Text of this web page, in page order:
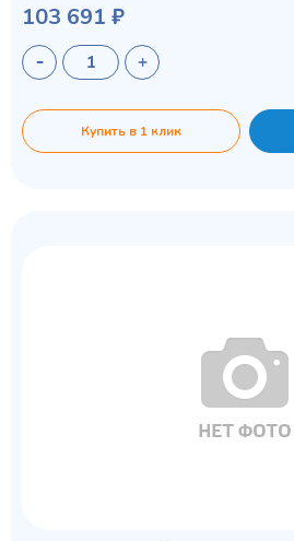
103 691 ₽
Купить в 1 клик